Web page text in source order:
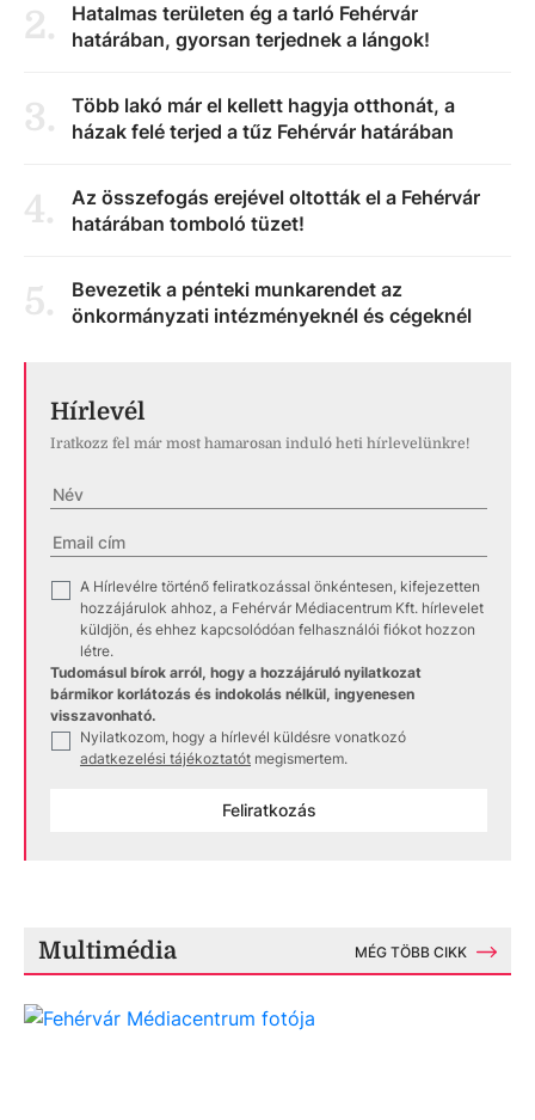
2.
Hatalmas területen ég a tarló Fehérvár
határában, gyorsan terjednek a lángok!
3.
Több lakó már el kellett hagyja otthonát, a
házak felé terjed a tűz Fehérvár határában
4.
Az összefogás erejével oltották el a Fehérvár
határában tomboló tüzet!
5.
Bevezetik a pénteki munkarendet az
önkormányzati intézményeknél és cégeknél
Hírlevél
Iratkozz fel már most hamarosan induló heti hírlevelünkre!
A Hírlevélre történő feliratkozással önkéntesen, kifejezetten
hozzájárulok ahhoz, a Fehérvár Médiacentrum Kft. hírlevelet
küldjön, és ehhez kapcsolódóan felhasználói fiókot hozzon
létre.
Tudomásul bírok arról, hogy a hozzájáruló nyilatkozat
bármikor korlátozás és indokolás nélkül, ingyenesen
visszavonható.
Nyilatkozom, hogy a hírlevél küldésre vonatkozó
adatkezelési tájékoztatót megismertem.
Feliratkozás
Multimédia MÉG TÖBB CIKK